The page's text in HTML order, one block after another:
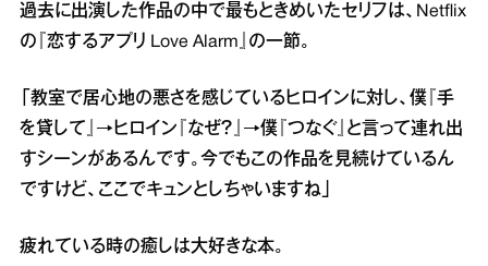
過去に出演した作品の中で最もときめいたセリフは、Netflix
の『恋するアプリ Love Alarm』の一節。
「教室で居心地の悪さを感じているヒロインに対し、僕『手
を貸して』→ヒロイン『なぜ？』→僕『つなぐ』と言って連れ出
すシーンがあるんです。今でもこの作品を見続けているん
ですけど、ここでキュンとしちゃいますね」
疲れている時の癒しは大好きな本。